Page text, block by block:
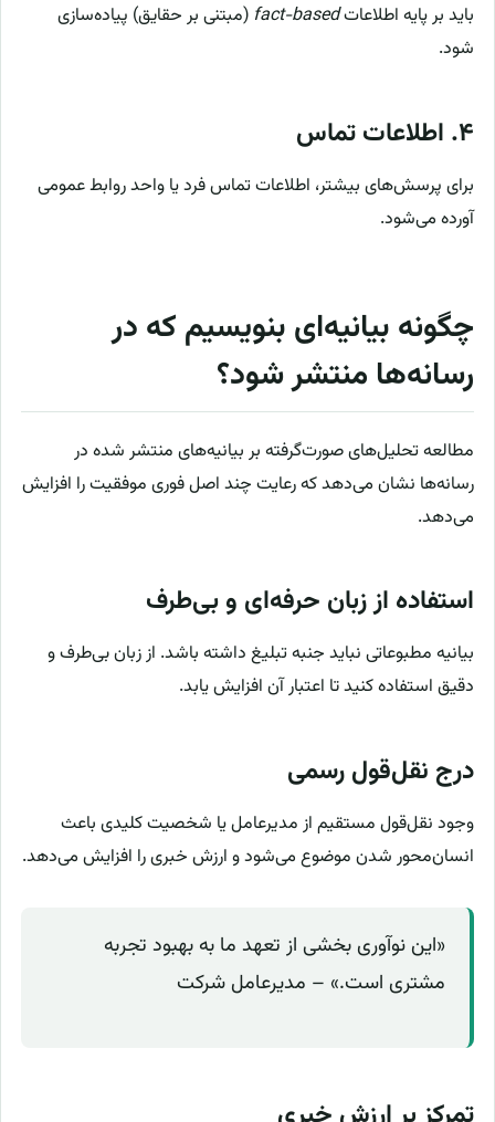
باید بر پایه اطلاعاتfact-based (مبتنی بر حقایق) پیاده‌سازی
شود.
۴. اطلاعات تماس
برای پرسش‌های بیشتر، اطلاعات تماس فرد یا واحد روابط عمومی
آورده می‌شود.
چگونه بیانیه‌ای بنویسیم که در
رسانه‌ها منتشر شود؟
مطالعه تحلیل‌های صورت‌گرفته بر بیانیه‌های منتشر شده در
رسانه‌ها نشان می‌دهد که رعایت چند اصل فوری موفقیت را افزایش
می‌دهد.
استفاده از زبان حرفه‌ای و بی‌طرف
بیانیه مطبوعاتی نباید جنبه تبلیغ داشته باشد. از زبان بی‌طرف و
دقیق استفاده کنید تا اعتبار آن افزایش یابد.
درج نقل‌قول رسمی
وجود نقل‌قول مستقیم از مدیرعامل یا شخصیت کلیدی باعث
انسان‌محور شدن موضوع می‌شود و ارزش خبری را افزایش می‌دهد.
«این نوآوری بخشی از تعهد ما به بهبود تجربه
مشتری است.» – مدیرعامل شرکت